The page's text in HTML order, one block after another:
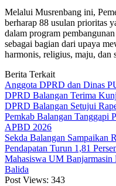
Melalui Musrenbang ini,
berharap 88 usulan prioritas
dalam program
sebagai bagian dari upaya
harmonis, religius, maju, dan
Berita Terkait
Anggota DPRD dan Dinas
DPRD Balangan Terima
DPRD Balangan Setujui
Pemkab Balangan Tanggapi
APBD 2026
Sekda Balangan Sampaikan
Pendapatan Turun 1,81
Mahasiswa UM
Balida
Post Views: 343